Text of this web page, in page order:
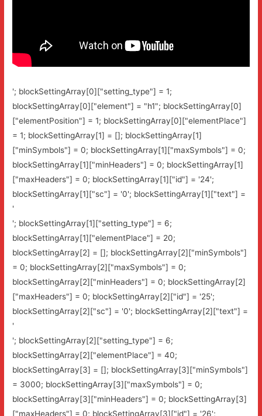
'; blockSettingArray[0]["setting_type"] = 1;
blockSettingArray[0]["element"] = "h1"; blockSettingArray[0]
["elementPosition"] = 1; blockSettingArray[0]["elementPlace"]
= 1; blockSettingArray[1] = []; blockSettingArray[1]
["minSymbols"] = 0; blockSettingArray[1]["maxSymbols"] = 0;
blockSettingArray[1]["minHeaders"] = 0; blockSettingArray[1]
["maxHeaders"] = 0; blockSettingArray[1]["id"] = '24';
blockSettingArray[1]["sc"] = '0'; blockSettingArray[1]["text"] =
'
'; blockSettingArray[1]["setting_type"] = 6;
blockSettingArray[1]["elementPlace"] = 20;
blockSettingArray[2] = []; blockSettingArray[2]["minSymbols"]
= 0; blockSettingArray[2]["maxSymbols"] = 0;
blockSettingArray[2]["minHeaders"] = 0; blockSettingArray[2]
["maxHeaders"] = 0; blockSettingArray[2]["id"] = '25';
blockSettingArray[2]["sc"] = '0'; blockSettingArray[2]["text"] =
'
'; blockSettingArray[2]["setting_type"] = 6;
blockSettingArray[2]["elementPlace"] = 40;
blockSettingArray[3] = []; blockSettingArray[3]["minSymbols"]
= 3000; blockSettingArray[3]["maxSymbols"] = 0;
blockSettingArray[3]["minHeaders"] = 0; blockSettingArray[3]
["maxHeaders"] = 0; blockSettingArray[3]["id"] = '26';